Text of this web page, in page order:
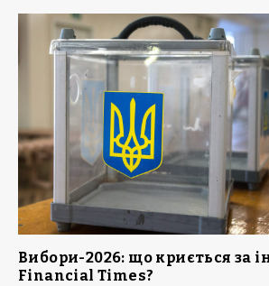
Вибори-2026: що криється за
Financial Times?